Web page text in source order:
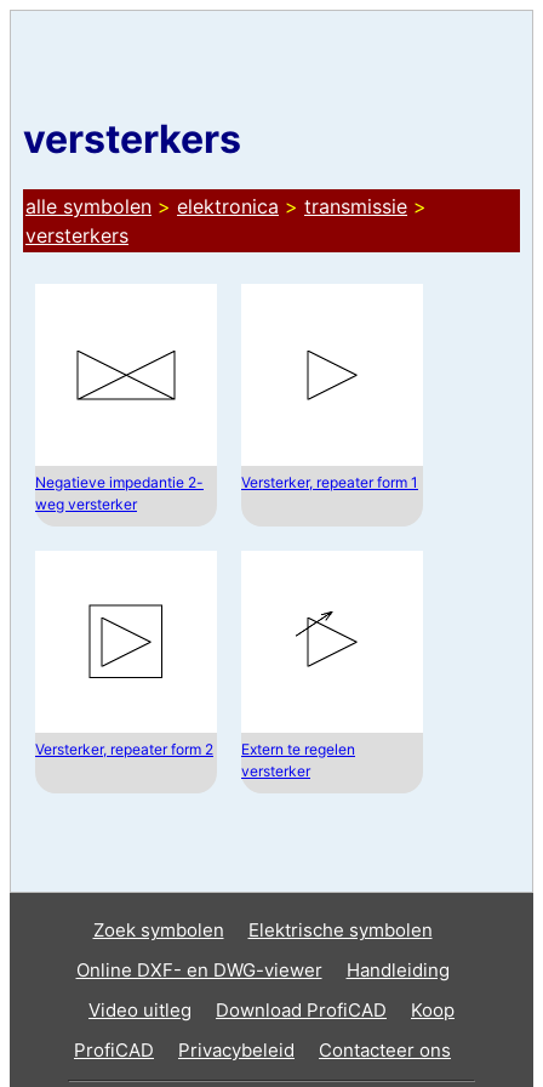
versterkers
alle symbolen > elektronica > transmissie >
versterkers
Negatieve impedantie 2-
weg versterker
Versterker, repeater form 1
Versterker, repeater form 2
Extern te regelen
versterker
Zoek symbolen
Elektrische symbolen
Online DXF- en DWG-viewer
Handleiding
Video uitleg
Download ProfiCAD
Koop
ProfiCAD
Privacybeleid Contacteer ons